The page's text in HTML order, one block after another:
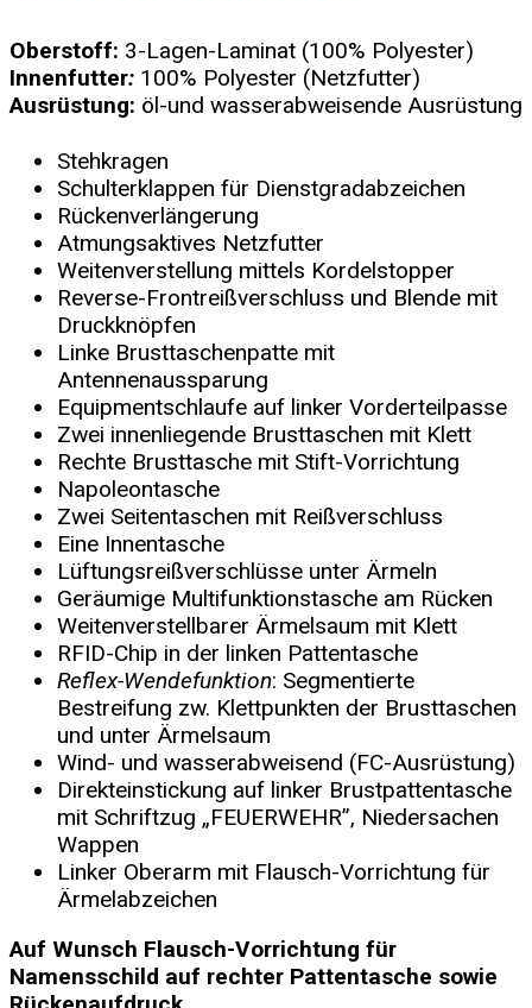
Oberstoff: 3-Lagen-Laminat (100% Polyester)
Innenfutter: 100% Polyester (Netzfutter)
Ausrüstung: öl-und wasserabweisende Ausrüstung
Stehkragen
Schulterklappen für Dienstgradabzeichen
Rückenverlängerung
Atmungsaktives Netzfutter
Weitenverstellung mittels Kordelstopper
Reverse-Frontreißverschluss und Blende mit
Druckknöpfen
Linke Brusttaschenpatte mit
Antennenaussparung
Equipmentschlaufe auf linker Vorderteilpasse
Zwei innenliegende Brusttaschen mit Klett
Rechte Brusttasche mit Stift-Vorrichtung
Napoleontasche
Zwei Seitentaschen mit Reißverschluss
Eine Innentasche
Lüftungsreißverschlüsse unter Ärmeln
Geräumige Multifunktionstasche am Rücken
Weitenverstellbarer Ärmelsaum mit Klett
RFID-Chip in der linken Pattentasche
Reflex-Wendefunktion: Segmentierte
Bestreifung zw. Klettpunkten der Brusttaschen
und unter Ärmelsaum
Wind- und wasserabweisend (FC-Ausrüstung)
Direkteinstickung auf linker Brustpattentasche
mit Schriftzug „FEUERWEHR”, Niedersachen
Wappen
Linker Oberarm mit Flausch-Vorrichtung für
Ärmelabzeichen
Auf Wunsch Flausch-Vorrichtung für
Namensschild auf rechter Pattentasche sowie